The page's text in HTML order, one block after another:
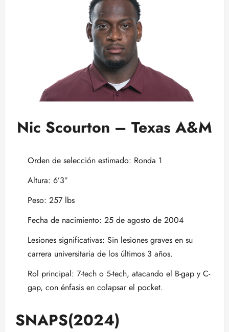
Nic Scourton – Texas A&M
Orden de selección estimado: Ronda 1
Altura: 6’3″
Peso: 257 lbs
Fecha de nacimiento: 25 de agosto de 2004
Lesiones significativas: Sin lesiones graves en su
carrera universitaria de los últimos 3 años.
Rol principal: 7-tech o 5-tech, atacando el B-gap y C-
gap, con énfasis en colapsar el pocket.
SNAPS(2024)